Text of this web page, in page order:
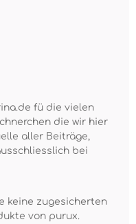
fü die vielen
die wir hier
aller Beiträge,
bei
keine zugesicherten
von purux.